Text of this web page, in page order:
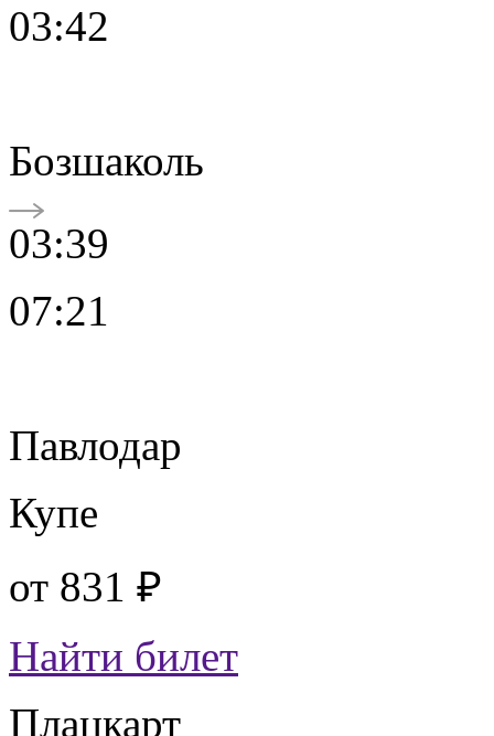
03:42
Бозшаколь
03:39
07:21
Павлодар
Купе
от 831 ₽
Найти билет
Плацкарт